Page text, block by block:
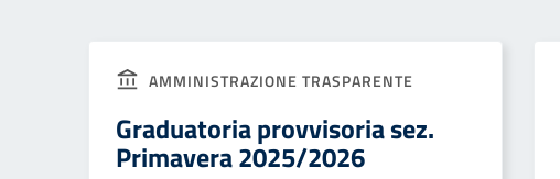
AMMINISTRAZIONE TRASPARENTE
Graduatoria provvisoria sez.
Primavera 2025/2026